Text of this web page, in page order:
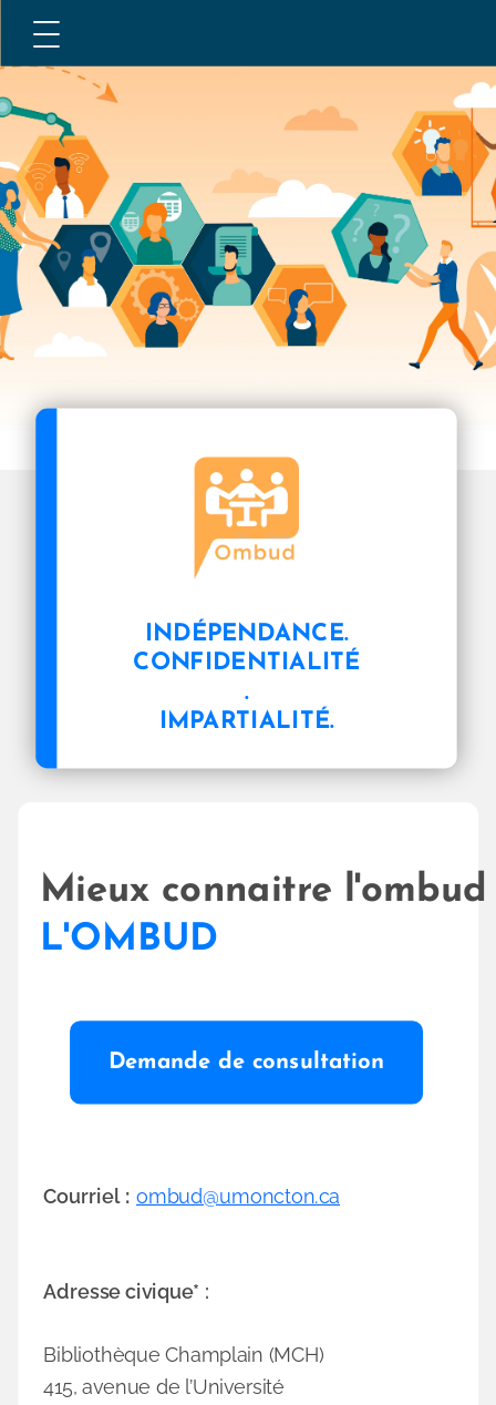
Mieux connaitre l'ombud
L'OMBUD
INDÉPENDANCE.
CONFIDENTIALITÉ
.
IMPARTIALITÉ.
Courriel : ombud@umoncton.ca
Adresse civique* :
Bibliothèque Champlain (MCH)
415, avenue de l’Université
Demande de consultation
Acceuil
Mieux connaitre l'ombud
Valeurs
Mandat
Services
Biographie
Ressources
Contacter
L'ombud